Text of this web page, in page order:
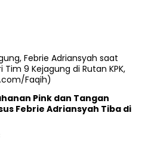
Pink dan Tangan
Febrie Adriansyah Tiba di